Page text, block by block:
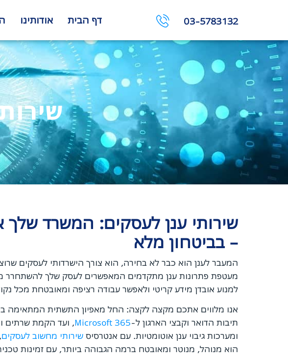
03-5783132 דף הבית אודותינו
שירותי ענן לעסקים: המשרד שלך
– בביטחון מלא
המעבר לענן הוא כבר לא בחירה, הוא צורך הישרדותי לעסקים
מעטפת פתרונות ענן מתקדמים המאפשרים לעסק שלך להשתחרר
למנוע אובדן מידע קריטי ולאפשר עבודה רציפה ומאובטחת מכל
אנו מלווים אתכם מקצה לקצה: החל מאפיון התשתית המתאימה
תיבות הדואר וקבצי הארגון ל-Microsoft 365
ומערכות גיבוי ענן אוטומטיות. עם אנטרסיס שירותי מחשוב לעסקים
הוא מנוהל, מנוטר ומאובטח ברמה הגבוהה ביותר, עם זמינות טכנית